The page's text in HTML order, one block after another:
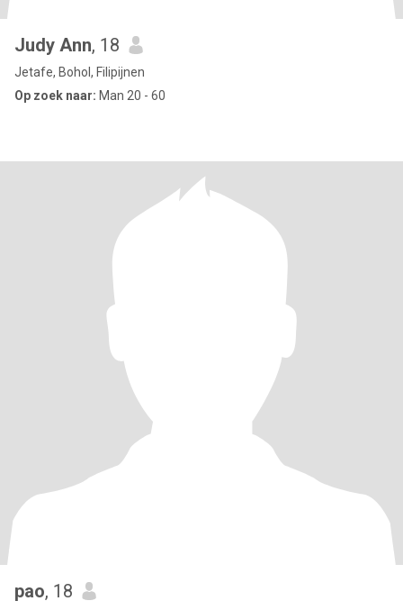
Judy Ann, 18
Jetafe, Bohol, Filipijnen
Op zoek naar: Man 20 - 60
pao, 18